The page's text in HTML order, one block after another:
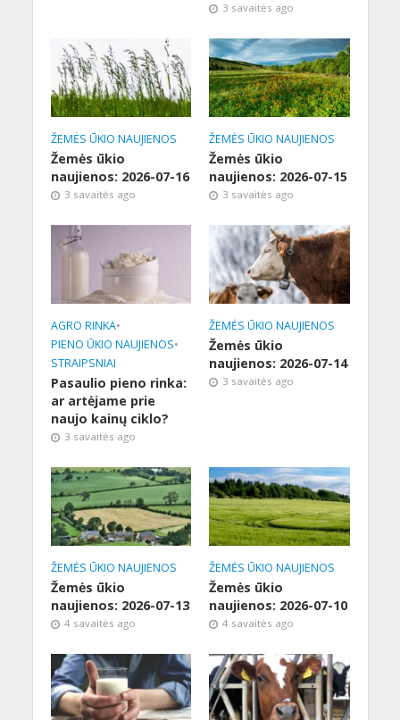
3 savaitės ago
ŽEMĖS ŪKIO NAUJIENOS
Žemės ūkio
naujienos: 2026-07-16
3 savaitės ago
ŽEMĖS ŪKIO NAUJIENOS
Žemės ūkio
naujienos: 2026-07-15
3 savaitės ago
AGRO RINKA•
PIENO ŪKIO NAUJIENOS•
STRAIPSNIAI
Pasaulio pieno rinka:
ar artėjame prie
naujo kainų ciklo?
3 savaitės ago
ŽEMĖS ŪKIO NAUJIENOS
Žemės ūkio
naujienos: 2026-07-14
3 savaitės ago
ŽEMĖS ŪKIO NAUJIENOS
Žemės ūkio
naujienos: 2026-07-13
4 savaitės ago
ŽEMĖS ŪKIO NAUJIENOS
Žemės ūkio
naujienos: 2026-07-10
4 savaitės ago